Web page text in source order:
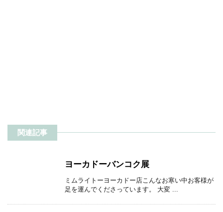
関連記事
ヨーカドーバンコク展
ミムライトーヨーカドー店こんなお寒い中お客様が
足を運んでくださっています。 大変 ...